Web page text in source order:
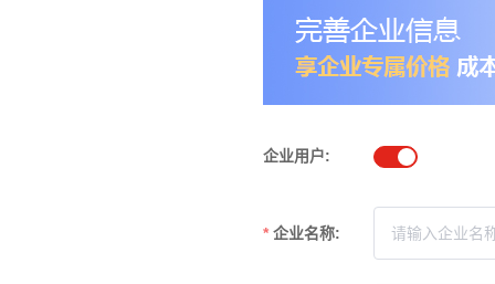
企业用户:
企业名称: